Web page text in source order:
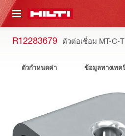
CONTENT
R12283679 ตัวต่อเชื่อม MT-C-
ตัวกำหนดค่า ข้อมูลทางเทค